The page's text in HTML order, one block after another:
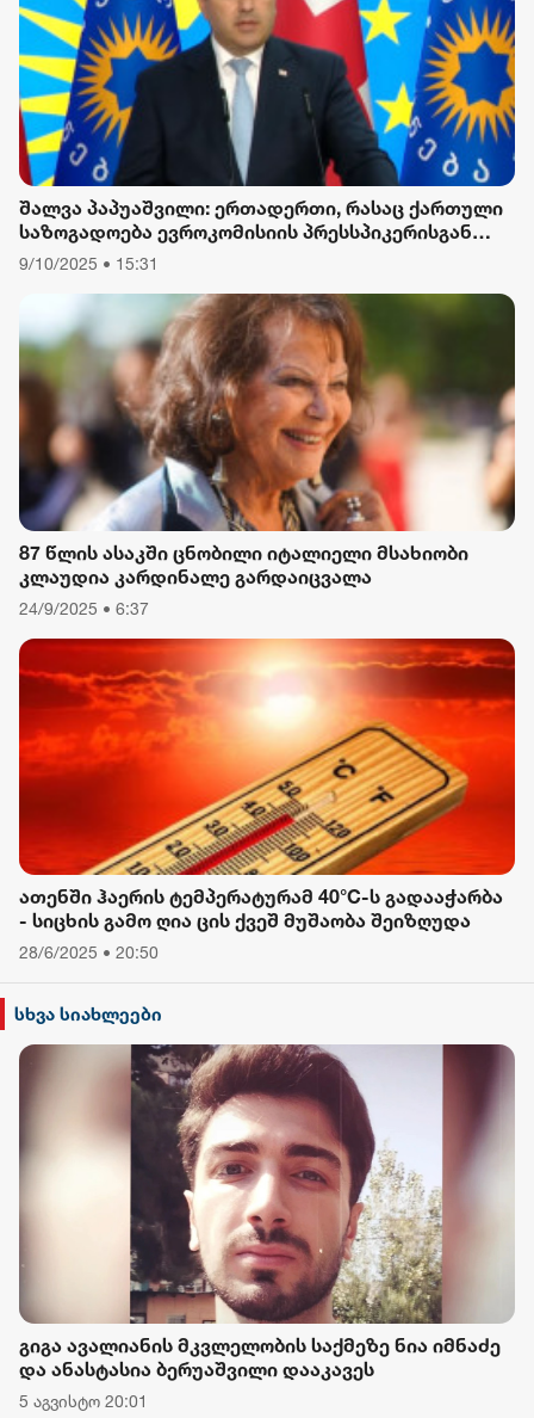
შალვა პაპუაშვილი: ერთადერთი, რასაც ქართული
საზოგადოება ევროკომისიის პრესსპიკერისგან
მოელის, არის ბოდიში ხელისუფლების დამხობის
9/10/2025 • 15:31
87 წლის ასაკში ცნობილი იტალიელი მსახიობი
კლაუდია კარდინალე გარდაიცვალა
24/9/2025 • 6:37
ათენში ჰაერის ტემპერატურამ 40°C-ს გადააჭარბა
- სიცხის გამო ღია ცის ქვეშ მუშაობა შეიზღუდა
28/6/2025 • 20:50
სხვა სიახლეები
გიგა ავალიანის მკვლელობის საქმეზე ნია იმნაძე
და ანასტასია ბერუაშვილი დააკავეს
5 აგვისტო 20:01